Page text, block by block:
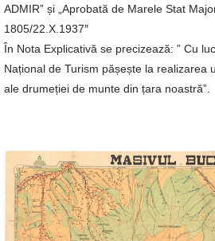
ADMIR” și „Aprobată de Marele Stat
1805/22.X.1937″
În Nota Explicativă se precizează: ” Cu
Național de Turism pășește la realizarea
ale drumeției de munte din țara noastră”.